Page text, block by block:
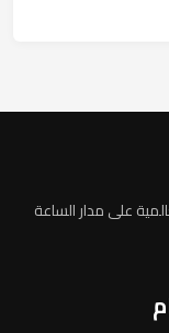
على مدار الساعة